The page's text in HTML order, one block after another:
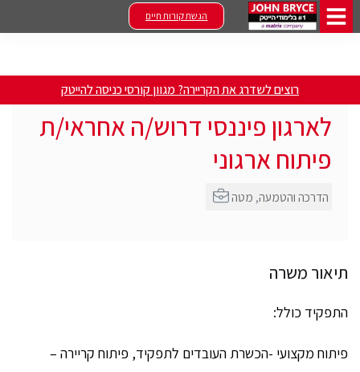
הגשת קורות חיים
רוצים לשדרג את הקריירה? מגוון קורסי כניסה להייטק
לארגון פיננסי דרוש/ה אחראי/ת
פיתוח ארגוני
תיאור משרה
התפקיד כולל:
פיתוח מקצועי -הכשרת העובדים לתפקיד, פיתוח קריירה –